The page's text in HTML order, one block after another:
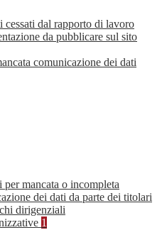
cessati dal rapporto di lavoro
da pubblicare sul sito
comunicazione dei dati
per mancata o incompleta
dei dati da parte dei titolari
dirigenziali
1